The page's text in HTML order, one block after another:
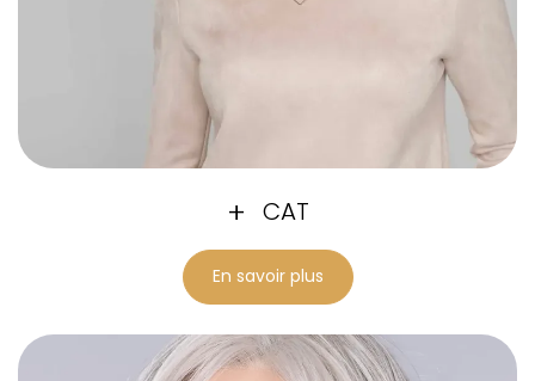
CAT
En savoir plus